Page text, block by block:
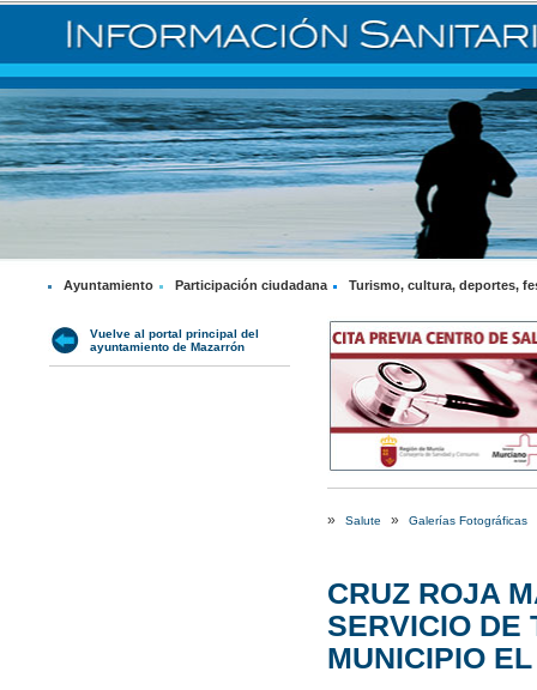
Ayuntamiento Participación ciudadana Turismo, cultura, deportes,
Vuelve al portal principal del
ayuntamiento de Mazarrón
» Salute » Galerías Fotográficas
CRUZ ROJA
SERVICIO DE
MUNICIPIO